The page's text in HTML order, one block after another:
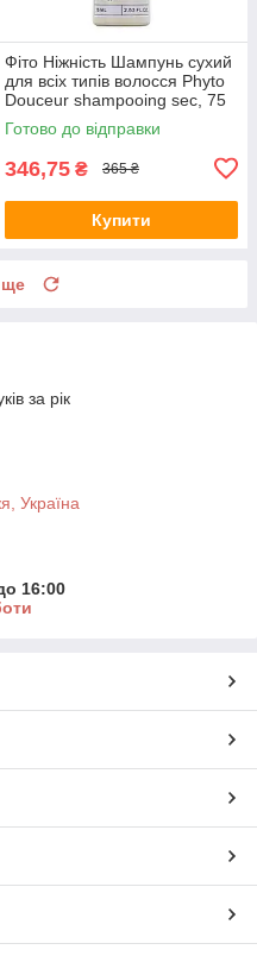
Фіто Ніжність Шампунь сухий
для всіх типів волосся Phyto
Douceur shampooing sec, 75
мл
Готово до відправки
346,75 ₴ 365 ₴
Купити
ще
за рік
Україна
16:00